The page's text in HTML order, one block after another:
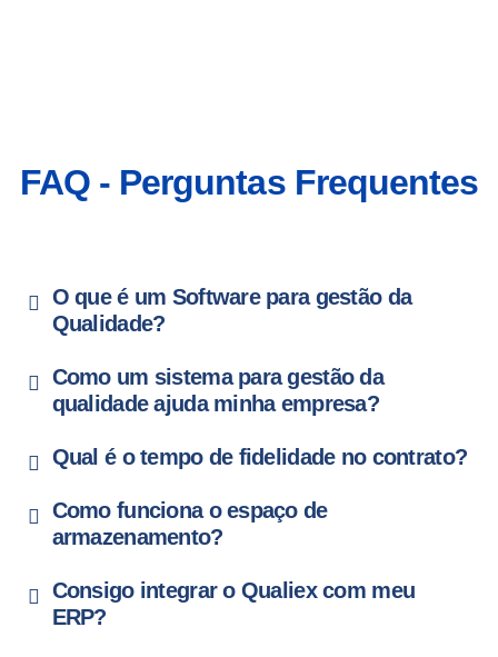
FAQ - Perguntas Frequentes
O que é um Software para gestão da
Qualidade?
Como um sistema para gestão da
qualidade ajuda minha empresa?
Qual é o tempo de fidelidade no contrato?
Como funciona o espaço de
armazenamento?
Consigo integrar o Qualiex com meu
ERP?